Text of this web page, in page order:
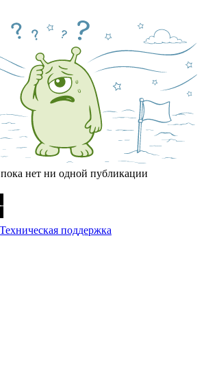
нет ни одной публикации
Техническая поддержка